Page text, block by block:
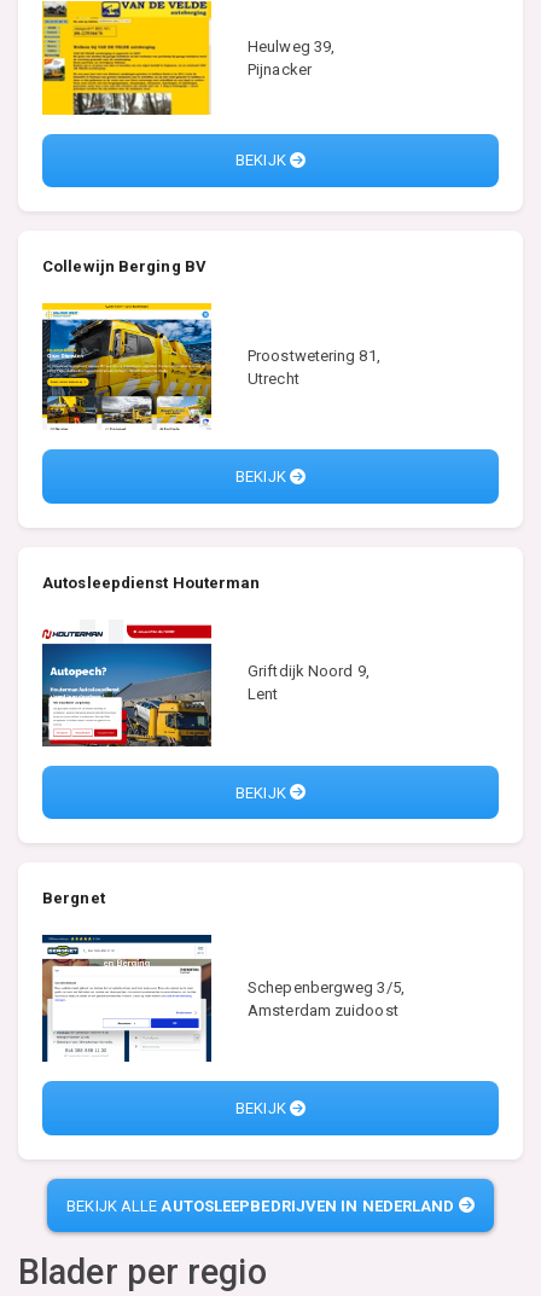
Heulweg 39,
Pijnacker
BEKIJK
Collewijn Berging BV
Proostwetering 81,
Utrecht
BEKIJK
Autosleepdienst Houterman
Griftdijk Noord 9,
Lent
BEKIJK
Bergnet
Schepenbergweg 3/5,
Amsterdam zuidoost
BEKIJK
BEKIJK ALLE AUTOSLEEPBEDRIJVEN IN NEDERLAND
Blader per regio